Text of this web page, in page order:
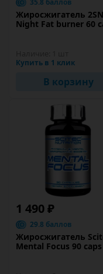
35.8 баллов
Жиросжигатель 2SN
Night Fat burner 60
Купить в 1 клик
В корзину
1 490 ₽
29.8 баллов
Жиросжигатель
Mental Focus 90 caps